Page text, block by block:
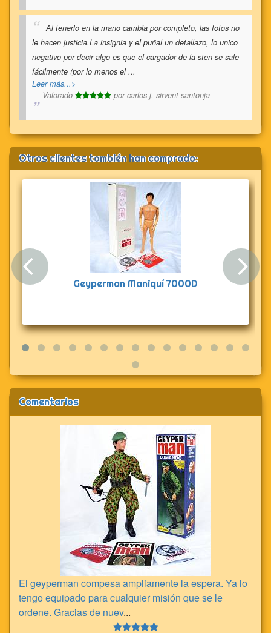
Al tenerlo en la mano cambia por completo, las fotos no
le hacen justicia.La insignia y el puñal un detallazo, lo unico
negativo por decir algo es que el cargador de la sten se sale
fácilmente (por lo menos el...
Leer más...>
Valorado
porcarlos j. sirvent santonja
Otros clientes también han comprado:
Geyperman Maniquí 7000D
Anterior
Comentarios
El geyperman compesa ampliamente la espera. Ya lo
tengo equipado para cualquier misión que se le
ordene. Gracias de nuev...